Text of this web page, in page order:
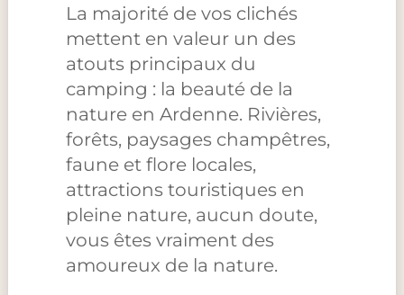
La majorité de vos clichés
mettent en valeur un des
atouts principaux du
camping : la beauté de la
nature en Ardenne. Rivières,
forêts, paysages champêtres,
faune et flore locales,
attractions touristiques en
pleine nature, aucun doute,
vous êtes vraiment des
amoureux de la nature.